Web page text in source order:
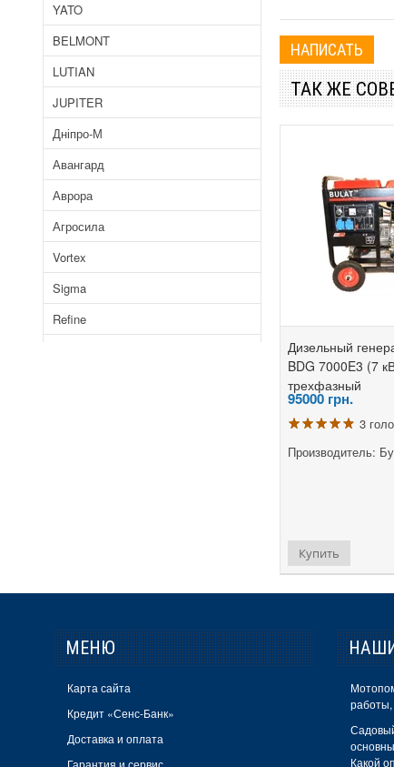
YATO
BELMONT
LUTIAN
JUPITER
Дніпро-М
Авангард
Аврора
Агросила
Vortex
Sigma
Refine
Black&Decker
RHINO
Mowox
Белорусмаш
Tekhmann
ТАК ЖЕ
Дизельный
BDG 7000E3 (7
трехфазный
95000 грн.
3
Производитель:
Купить
МЕНЮ
Карта сайта
Кредит «Сенс-Банк»
Доставка и оплата
Гарантия и сервис
работы,
Какой